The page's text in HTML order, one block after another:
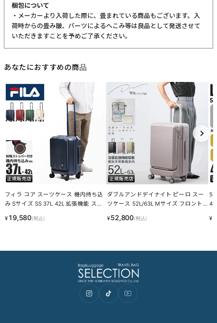
梱包について
・メーカーより入荷した際に、畳まれている商品もございます。入
荷時からの畳み皺、パーツによるへこみ等は良品として発送させて
いただきますことを予めご了承ください。
あなたにおすすめの商品
フィラ コア スーツケース 機内持ち込
み Sサイズ SS 37L 42L 拡張機能 スト
ORE 260-1601 キャリーケース
¥ 19,580(税込)
ダブルアンドデイナイト ピーロ スー
ツケース 52L/63L Mサイズ フロント
き W&.Day/Night Piilo 05422
¥52,800(税込)
ー
¥